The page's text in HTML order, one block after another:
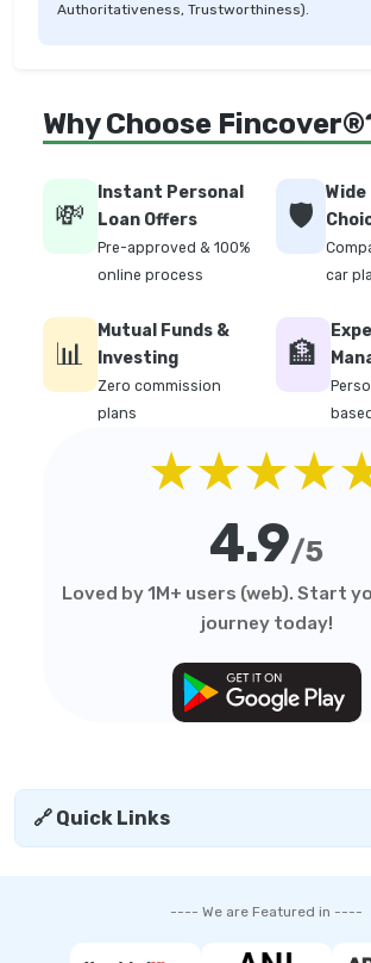
Authoritativeness, Trustworthiness).
Why Choose
💸
Instant Personal
Loan Offers
Pre-approved & 100%
online process
🛡️
car
📊
Mutual Funds &
Investing
Zero commission
plans
🏦
4.9/5
Loved by 1M+ users (web). Start
journey today!
🔗 Quick Links
---- We are Featured in ----